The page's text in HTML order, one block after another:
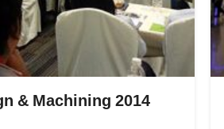
& Machining 2014